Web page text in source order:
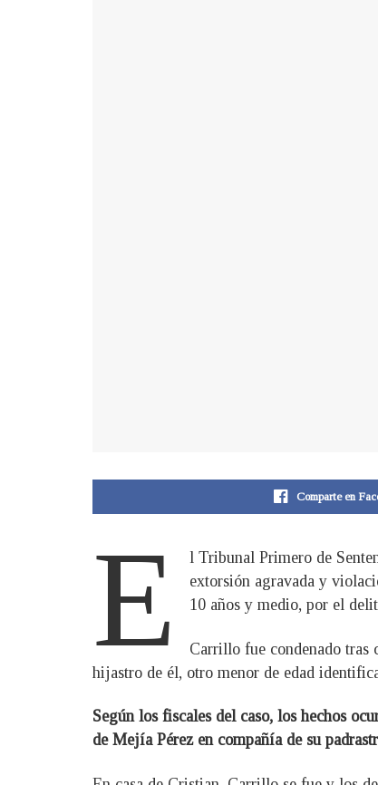
Comparte en
E
l Tribunal Primero de
extorsión agravada y
10 años y medio, por el
Carrillo fue condenado tras
hijastro de él, otro menor de edad
Según los fiscales del caso, los hechos
de Mejía Pérez en compañía de su